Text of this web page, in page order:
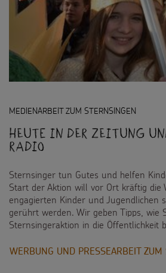
MEDIENARBEIT ZUM STERNSINGEN
Heute in der Zeitung
Radio
Sternsinger tun Gutes und helfen
Start der Aktion will vor Ort kräftig die
engagierten Kinder und Jugendlichen
gerührt werden. Wir geben Tipps, wie
Sternsingeraktion in die Öffentlichkeit
WERBUNG UND PRESSEARBEIT ZUM